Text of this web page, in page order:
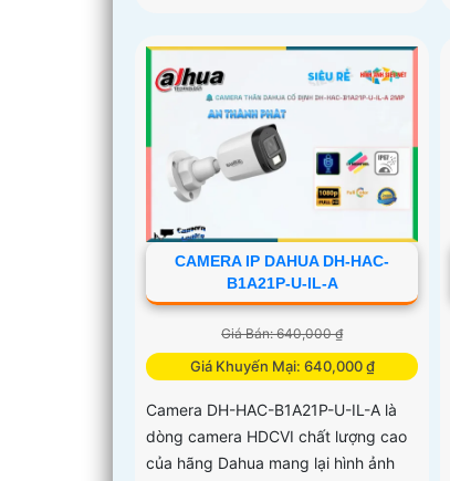
CAMERA IP DAHUA DH-HAC-
B1A21P-U-IL-A
Giá Bán: 640,000 ₫
Giá Khuyến Mại: 640,000 ₫
Camera DH-HAC-B1A21P-U-IL-A là
dòng camera HDCVI chất lượng cao
của hãng Dahua mang lại hình ảnh